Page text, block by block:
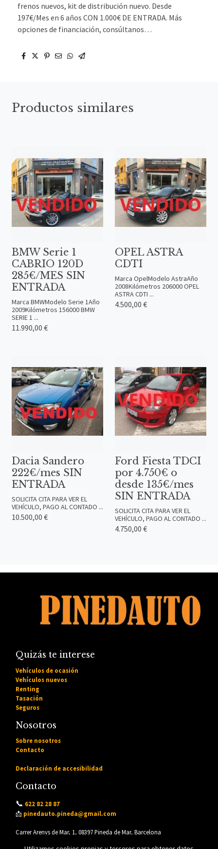
frenos nuevos, kit de distribución nuevo. Desde
197€/Mes en 6 años CON 1.000€ DE ENTRADA. Más
opciones de financiación, consúltanos…
Productos similares
BMW Serie 1
CABRIO 120D
285€/MES SIN
ENTRADA
Marca BMWModelo Serie 1Año
2009Kilómetros 156000 BMW
SERIE 1 ...
11.990,00 €
OPEL ASTRA
CDTI
Marca OpelModelo AstraAño
2008Kilómetros 206000 OPEL
ASTRA CDTI ...
4.500,00 €
Dacia Sandero
222€/mes SIN
ENTRADA
SOLICITA CITA PARA VER EL
VEHÍCULO, PAGO AL CONTADO ...
10.500,00 €
Ford Fiesta TDCI
por 4.750€ o
desde 135€/mes
SIN ENTRADA
SOLICITA CITA PARA VER EL
VEHÍCULO, PAGO AL CONTADO ...
4.750,00 €
Quizás te interese
Vehículos de ocasión
Vehículos nuevos
Renting
Tasación
Seguros
Nosotros
Sobre nosotros
Contacto
Declaración de accesibilidad
Contacto
📞 622 82 28 87
📩 pinedauto.pineda@gmail.com
Carrer Arenys de Mar, 1, 08397 Pineda de Mar, Barcelona